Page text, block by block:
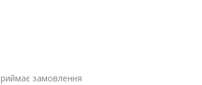
замовлення